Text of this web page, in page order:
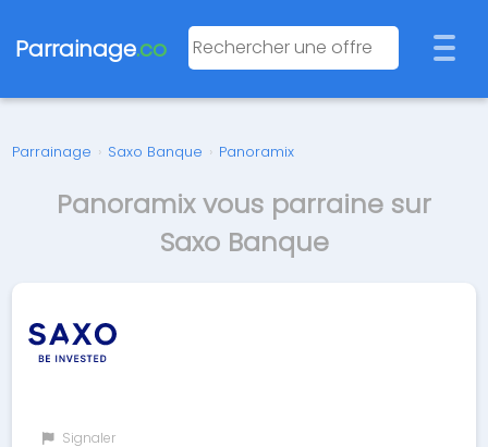
Parrainage.co
Parrainage › Saxo Banque › Panoramix
Panoramix vous parraine sur
Saxo Banque
Signaler